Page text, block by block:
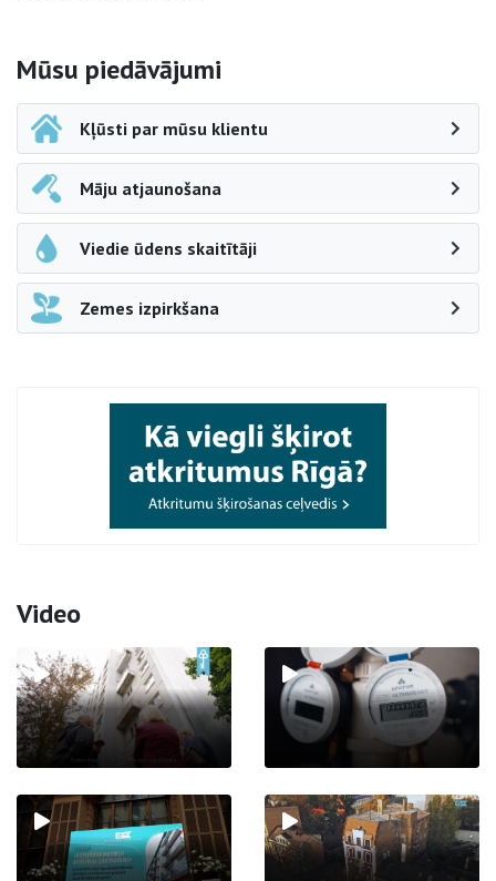
Sāna navigācija
Mūsu piedāvājumi
Kļūsti par mūsu klientu
Māju atjaunošana
Viedie ūdens skaitītāji
Zemes izpirkšana
Video